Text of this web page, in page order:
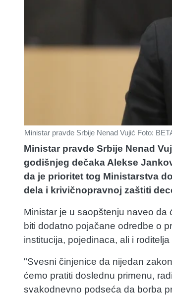
Ministar pravde Srbije Nenad Vujić Foto:
Ministar pravde Srbije Nenad
godišnjeg dečaka Alekse
da je prioritet tog Ministarstva
dela i krivičnopravnoj zaštiti
Ministar je u saopštenju naveo da
biti dodatno pojačane odredbe o
institucija, pojedinaca, ali i
"Svesni činjenice da nijedan
ćemo pratiti doslednu primenu,
svakodnevno podseća da borba